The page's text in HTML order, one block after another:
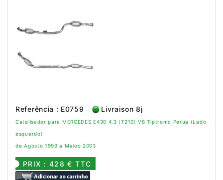
Referência : E0759 Livraison 8j
Catalisador para MERCEDES E430 4.3 (T210) V8 Tiptronic Perua (Lado
esquerdo)
de Agosto 1999 a Maioo 2003
PRIX : 428 € TTC